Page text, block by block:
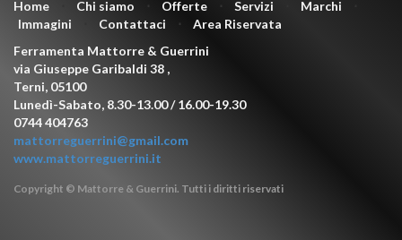
Home Chi siamo ⋅ Offerte ⋅ Servizi Marchi
Immagini
Contattaci ⋅
Area Riservata
Ferramenta Mattorre & Guerrini
via Giuseppe Garibaldi 38 ,
Terni, 05100
Lunedì-Sabato, 8.30-13.00 / 16.00-19.30
0744 404763
mattorreguerrini@gmail.com
www.mattorreguerrini.it
Copyright © Mattorre & Guerrini. Tutti i diritti riservati